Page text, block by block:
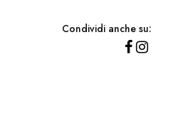
Condividi anche su: